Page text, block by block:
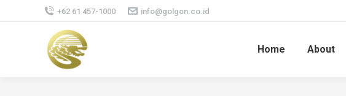
+62 61 457-1000 info@golgon.co.id
Home About